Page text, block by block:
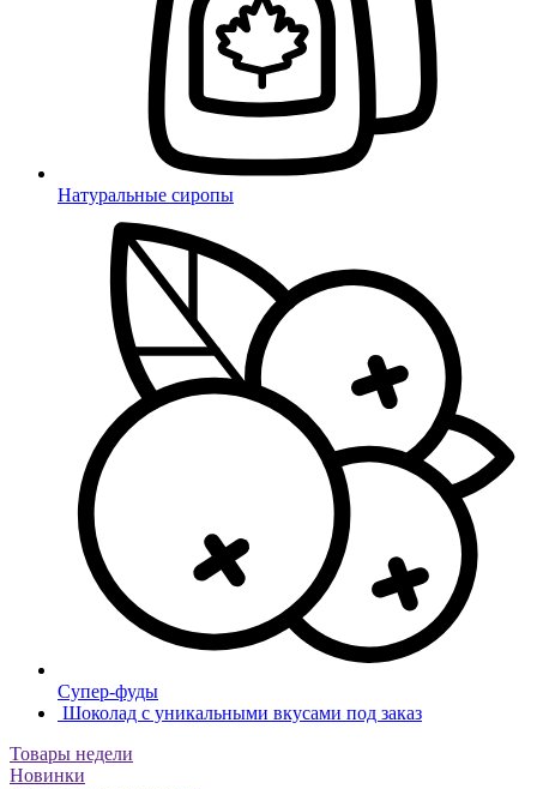
Натуральные сиропы
Супер-фуды
Шоколад с уникальными вкусами под заказ
Товары недели
Новинки